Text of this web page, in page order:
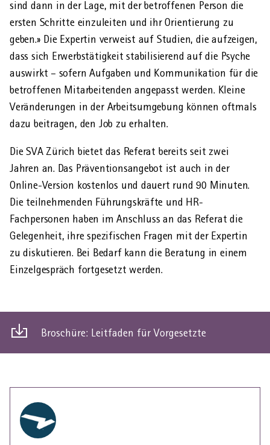
sind dann in der Lage, mit der betroffenen Person die
ersten Schritte einzuleiten und ihr Orientierung zu
geben.» Die Expertin verweist auf Studien, die aufzeigen,
dass sich Erwerbs­tätigkeit stabilisierend auf die Psyche
auswirkt – sofern Aufgaben und Kommunikation für die
betroffenen Mitarbeitenden angepasst werden. Kleine
Veränderungen in der Arbeits­umgebung können oftmals
dazu beitragen, den Job zu erhalten.
Die SVA Zürich bietet das Referat bereits seit zwei
Jahren an. Das Präventions­angebot ist auch in der
Online-Version kostenlos und dauert rund 90 Minuten.
Die teil­nehmenden Führungs­kräfte und HR-
Fachpersonen haben im Anschluss an das Referat die
Gelegenheit, ihre spezifischen Fragen mit der Expertin
zu diskutieren. Bei Bedarf kann die Beratung in einem
Einzel­gespräch fortgesetzt werden.
Dies
ist
download
Broschüre: Leitfaden für Vorgesetzte